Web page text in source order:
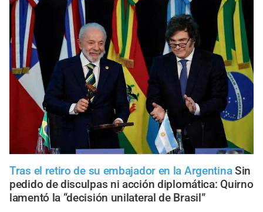
Tras el retiro de su embajador en la Argentina Sin
pedido de disculpas ni acción diplomática: Quirno
lamentó la “decisión unilateral de Brasil”